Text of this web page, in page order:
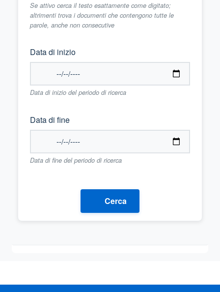
Se attivo cerca il testo esattamente come digitato;
altrimenti trova i documenti che contengono tutte le
parole, anche non consecutive
Data di inizio
Data di inizio del periodo di ricerca
Data di fine
Data di fine del periodo di ricerca
Cerca